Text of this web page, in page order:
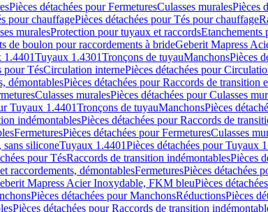
Pièces détachées pour FermeturesCulasses muralesPièces
pour chauffagePièces détachées pour Tés pour chauffage
muralesProtection pour tuyaux et raccordsEtanchements
de boulon pour raccordements à brideGeberit Mapress
1.4401Tuyaux 1.4301Tronçons de tuyauManchonsPièces
pour TésCirculation internePièces détachées pour
démontablesPièces détachées pour Raccords de transition
Culasses muralesPièces détachées pour Culasses
Tuyaux 1.4401Tronçons de tuyauManchonsPièces
indémontablesPièces détachées pour Raccords de
FermeturesPièces détachées pour FermeturesCulasses
sans siliconeTuyaux 1.4401Pièces détachées pour Tuyaux
pour TésRaccords de transition indémontablesPièces
raccordements, démontablesFermeturesPièces détachées
Mapress Acier Inoxydable, FKM bleuPièces
Pièces détachées pour ManchonsRéductionsPièces
Pièces détachées pour Raccords de transition